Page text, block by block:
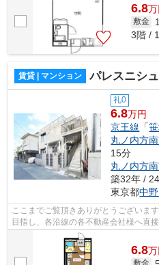
6.8万
敷金
3階 /
賃貸 | マンション パレスニシ
礼0
6.8万円
京王線 「
丸ノ内方
15分
丸ノ内方
築32年 /
東京都中
ここまでご覧頂きありがとうございま
目指し、各沿線の各不動産会社様へ直
様へ提供しております！最新の情報は...
6.8万
敷金